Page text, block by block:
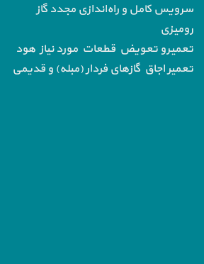
سرویس کامل و راه‌اندازی مجدد گاز
رومیزی
تعمیرو تعویض قطعات مورد نیاز هود
تعمیر اجاق گاز‌های فردار (مبله) و قدیمی